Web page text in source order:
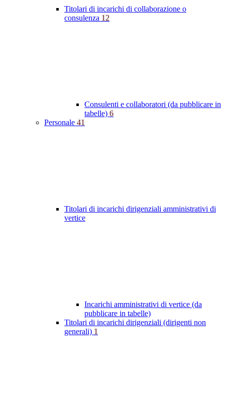
Titolari di incarichi di collaborazione o
consulenza 12
Consulenti e collaboratori (da pubblicare in
tabelle) 6
Personale 41
Titolari di incarichi dirigenziali amministrativi di
vertice
Incarichi amministrativi di vertice (da
pubblicare in tabelle)
Titolari di incarichi dirigenziali (dirigenti non
generali) 1